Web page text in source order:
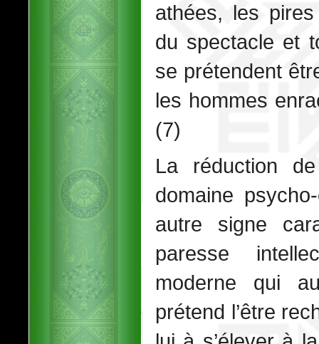
athées, les
du spectacle et
se prétendent
les hommes
(7)
La réduction
domaine
autre signe
paresse
moderne qui
prétend l’être